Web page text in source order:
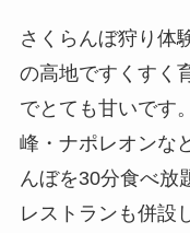
さくらんぼ狩り体
の高地ですくすく
でとても甘いです
峰・ナポレオンな
んぼを30分食べ放
レストランも併設